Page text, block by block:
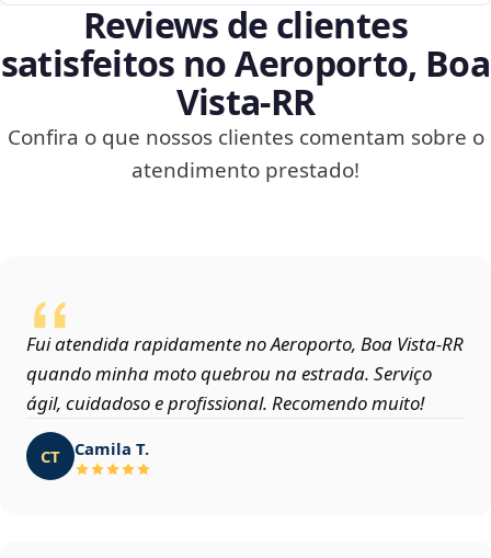
Reviews de clientes
satisfeitos no Aeroporto, Boa
Vista‑RR
Confira o que nossos clientes comentam sobre o
atendimento prestado!
Fui atendida rapidamente no Aeroporto, Boa Vista‑RR
quando minha moto quebrou na estrada. Serviço
ágil, cuidadoso e profissional. Recomendo muito!
CT Camila T.